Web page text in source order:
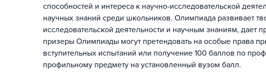
способностей и интереса к научно-исследовательской
научных знаний среди школьников. Олимпиада развивает
исследовательской деятельности и научным знаниям, дает
призеры Олимпиады могут претендовать на особые права
вступительных испытаний или получение 100 баллов по
профильному предмету на установленный вузом балл.